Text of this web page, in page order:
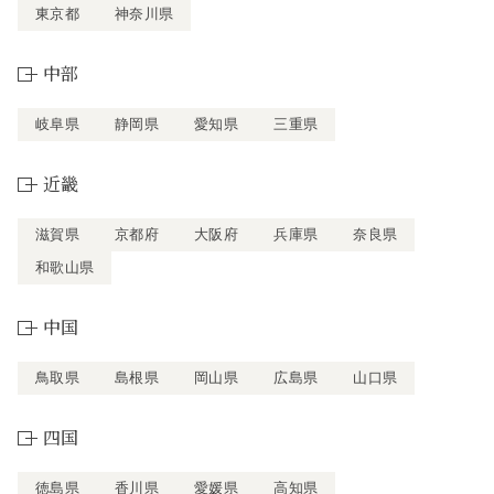
東京都 神奈川県
中部
岐阜県 静岡県 愛知県 三重県
近畿
滋賀県 京都府 大阪府 兵庫県
奈良県
和歌山県
中国
鳥取県 島根県 岡山県 広島県 山口県
四国
徳島県 香川県 愛媛県 高知県